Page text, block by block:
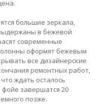
большие зеркала,
в бежевой
современные
оформят бежевым
все дизайнерские
ремонтных работ,
ждать осталось
завершатся 20
позже.